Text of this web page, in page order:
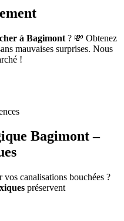
à Bagimont ? 💸 Obtenez
mauvaises surprises. Nous
!
Bagimont –
vos canalisations bouchées ?
préservent